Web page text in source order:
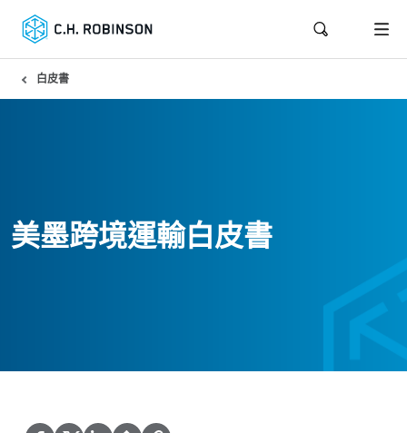
白皮書
美墨跨境運輸白皮書